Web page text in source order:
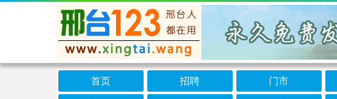
首页 招聘 门市